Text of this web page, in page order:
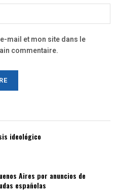
mail et mon site dans le
commentaire.
ideológico
Aires por anuncios de
españolas